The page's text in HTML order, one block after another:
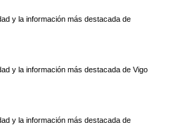
y la información más destacada de
y la información más destacada de Vigo
y la información más destacada de